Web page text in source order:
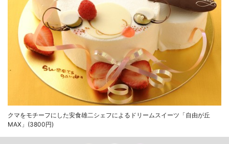
クマをモチーフにした安食雄二シェフによるドリームスイーツ「自由が丘
MAX」(3800円)